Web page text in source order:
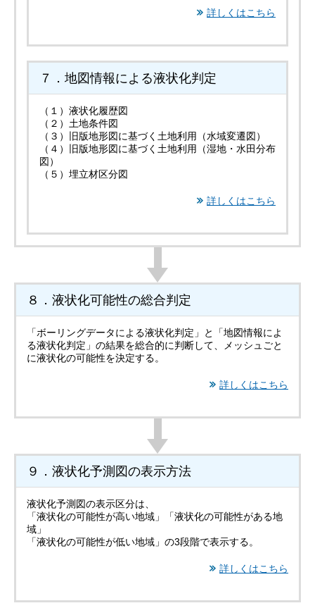
詳しくはこちら
７．地図情報による液状化判定
（１）液状化履歴図
（２）土地条件図
（３）旧版地形図に基づく土地利用（水域変遷図）
（４）旧版地形図に基づく土地利用（湿地・水田分布
図）
（５）埋立材区分図
詳しくはこちら
８．液状化可能性の総合判定
「ボーリングデータによる液状化判定」と「地図情報によ
る液状化判定」の結果を総合的に判断して、メッシュごと
に液状化の可能性を決定する。
詳しくはこちら
９．液状化予測図の表示方法
液状化予測図の表示区分は、
「液状化の可能性が高い地域」「液状化の可能性がある地
域」
「液状化の可能性が低い地域」の3段階で表示する。
詳しくはこちら